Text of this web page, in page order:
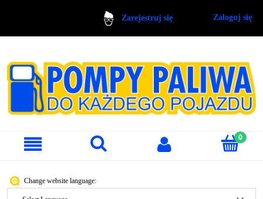
Zarejestruj się Zaloguj się
Change website language: